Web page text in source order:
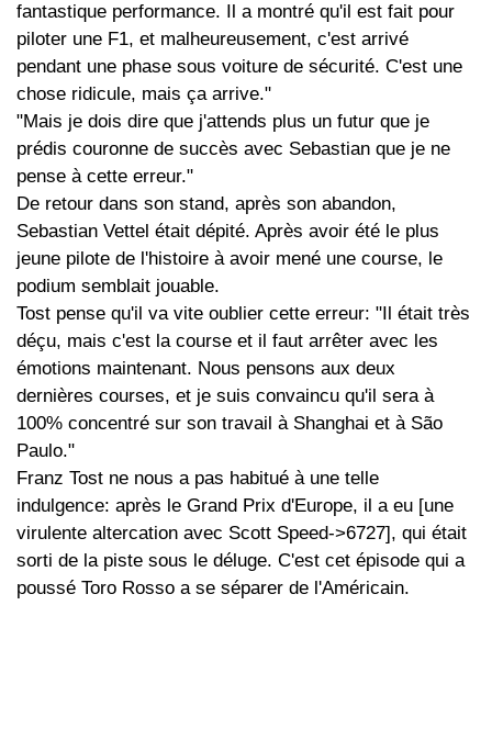
fantastique performance. Il a montré qu'il est fait pour
piloter une F1, et malheureusement, c'est arrivé
pendant une phase sous voiture de sécurité. C'est une
chose ridicule, mais ça arrive."
"Mais je dois dire que j'attends plus un futur que je
prédis couronne de succès avec Sebastian que je ne
pense à cette erreur."
De retour dans son stand, après son abandon,
Sebastian Vettel était dépité. Après avoir été le plus
jeune pilote de l'histoire à avoir mené une course, le
podium semblait jouable.
Tost pense qu'il va vite oublier cette erreur: "Il était très
déçu, mais c'est la course et il faut arrêter avec les
émotions maintenant. Nous pensons aux deux
dernières courses, et je suis convaincu qu'il sera à
100% concentré sur son travail à Shanghai et à São
Paulo."
Franz Tost ne nous a pas habitué à une telle
indulgence: après le Grand Prix d'Europe, il a eu [une
virulente altercation avec Scott Speed->6727], qui était
sorti de la piste sous le déluge. C'est cet épisode qui a
poussé Toro Rosso a se séparer de l'Américain.